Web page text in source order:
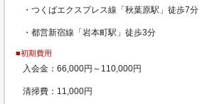
・つくばエクスプレス線「秋葉原駅」徒歩7分
・都営新宿線「岩本町駅」徒歩3分
■初期費用
入会金：66,000円～110,000円
清掃費：11,000円